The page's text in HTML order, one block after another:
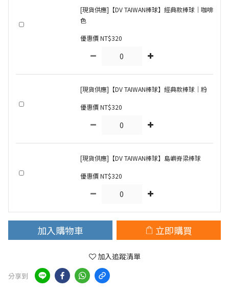
[現貨供應]【DV TAIWAN棒球】經典款棒球｜咖啡
色
優惠價 NT$320
[現貨供應]【DV TAIWAN棒球】經典款棒球｜粉
優惠價 NT$320
[現貨供應]【DV TAIWAN棒球】島嶼脊梁棒球
優惠價 NT$320
加入購物車 立即購買
加入追蹤清單
分享到